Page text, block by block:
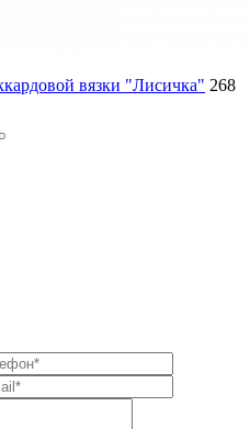
вязки "Лисичка" 268